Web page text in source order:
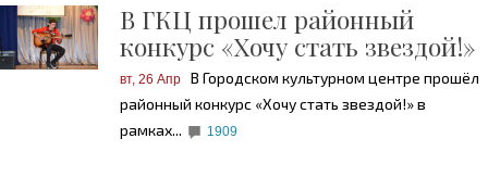
В ГКЦ прошел районный
конкурс «Хочу стать звездой!»
вт, 26 Апр
В Городском культурном центре прошёл
районный конкурс «Хочу стать звездой!» в
рамках...
1909